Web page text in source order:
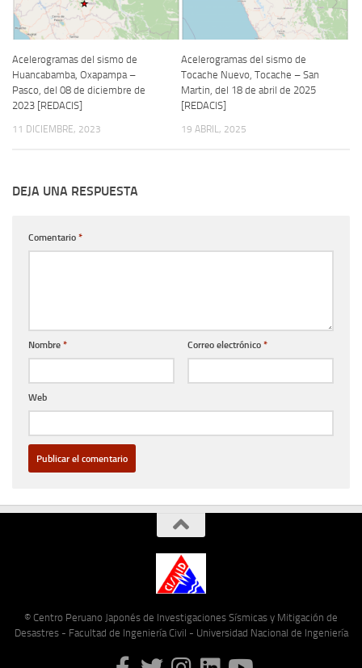
Acelerogramas del sismo de
Huancabamba, Oxapampa –
Pasco, del 08 de diciembre de
2023 [REDACIS]
11 DICIEMBRE, 2023
Acelerogramas del sismo de
Tocache Nuevo, Tocache – San
Martin, del 18 de abril de 2025
[REDACIS]
19 ABRIL, 2025
DEJA UNA RESPUESTA
Comentario *
Nombre * Correo electrónico *
Web
© Centro Peruano Japonés de Investigaciones Sísmicas y Mitigación de
Desastres - Facultad de Ingeniería Civil - Universidad Nacional de Ingeniería